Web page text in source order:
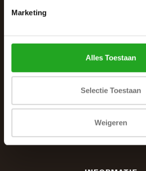
Marketing
Alles Toestaan
Selectie Toestaan
Weigeren
5625 AG Eindhoven